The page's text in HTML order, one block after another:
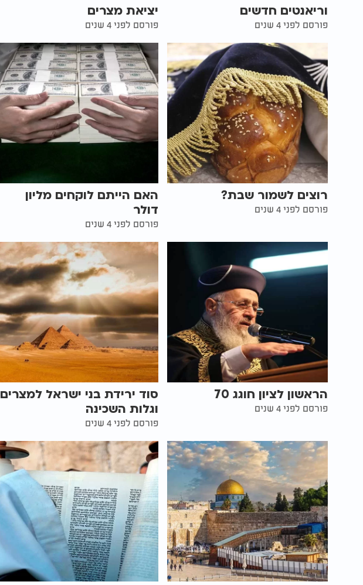
וריאנטים חדשים
פורסם לפני 4 שנים
יציאת מצרים
פורסם לפני 4 שנים
רוצים לשמור שבת?
פורסם לפני 4 שנים
האם הייתם לוקחים מליון
דולר
פורסם לפני 4 שנים
הראשון לציון חוגג 70
פורסם לפני 4 שנים
סוד ירידת בני ישראל למצרים
וגלות השכינה
פורסם לפני 4 שנים